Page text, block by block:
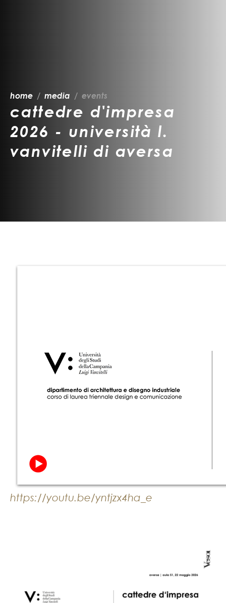
home media events
cattedre d'impresa
2026 - università l.
vanvitelli di aversa
https://youtu.be/yntjzx4ha_e